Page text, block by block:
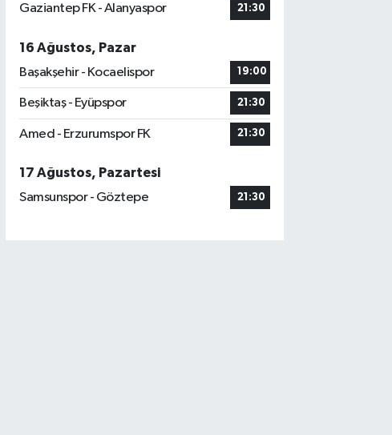
Gaziantep FK - Alanyaspor 21:30
16 Ağustos, Pazar
Başakşehir - Kocaelispor
19:00
Beşiktaş - Eyüpspor 21:30
Amed - Erzurumspor FK 21:30
17 Ağustos, Pazartesi
Samsunspor - Göztepe
21:30